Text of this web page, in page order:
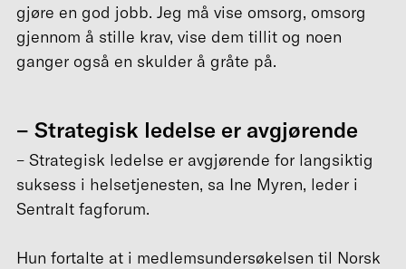
gjøre en god jobb. Jeg må vise omsorg, omsorg
gjennom å stille krav, vise dem tillit og noen
ganger også en skulder å gråte på.
– Strategisk ledelse er avgjørende
– Strategisk ledelse er avgjørende for langsiktig
suksess i helsetjenesten, sa Ine Myren, leder i
Sentralt fagforum.
Hun fortalte at i medlemsundersøkelsen til Norsk